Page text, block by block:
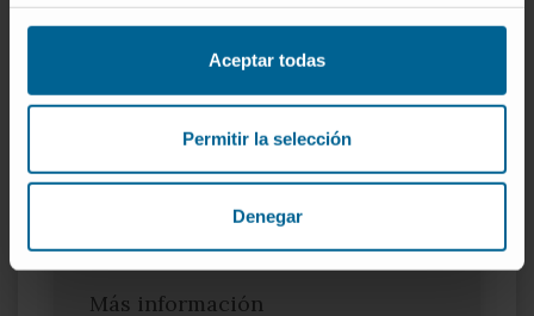
Aceptar todas
Permitir la selección
Denegar
parte del Consejo Europeo de Investigación
American Association for Cancer Research
Society for Neuro-Oncology (SNO).
Más información